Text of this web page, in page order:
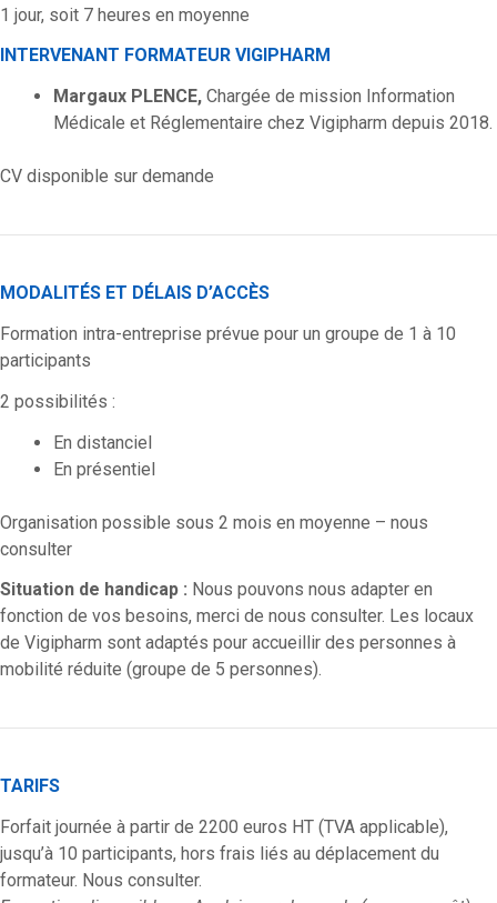
1 jour, soit 7 heures en moyenne
INTERVENANT FORMATEUR VIGIPHARM
Margaux PLENCE, Chargée de mission Information
Médicale et Réglementaire chez Vigipharm depuis 2018.
CV disponible sur demande
MODALITÉS ET DÉLAIS D’ACCÈS
Formation intra-entreprise prévue pour un groupe de 1 à 10
participants
2 possibilités :
En distanciel
En présentiel
Organisation possible sous 2 mois en moyenne – nous
consulter
Situation de handicap : Nous pouvons nous adapter en
fonction de vos besoins, merci de nous consulter. Les locaux
de Vigipharm sont adaptés pour accueillir des personnes à
mobilité réduite (groupe de 5 personnes).
TARIFS
Forfait journée à partir de 2200 euros HT (TVA applicable),
jusqu’à 10 participants, hors frais liés au déplacement du
formateur. Nous consulter.